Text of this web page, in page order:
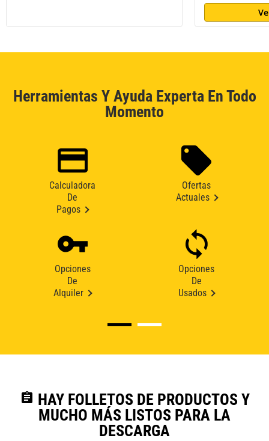
Herramientas Y Ayuda Experta En Todo
Momento
Calculadora
De
Pagos
Ofertas
Actuales
Opciones
De
Alquiler
Opciones
De
Usados
assignment HAY FOLLETOS DE PRODUCTOS Y
MUCHO MÁS LISTOS PARA LA
DESCARGA